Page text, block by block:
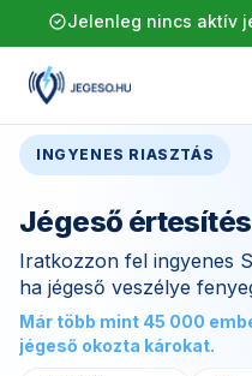
Jelenleg nincs aktív
INGYENES RIASZTÁS
Jégeső értesítés
Iratkozzon fel ingyenes
ha jégeső veszélye
Már több mint 45 000
jégeső okozta károkat.